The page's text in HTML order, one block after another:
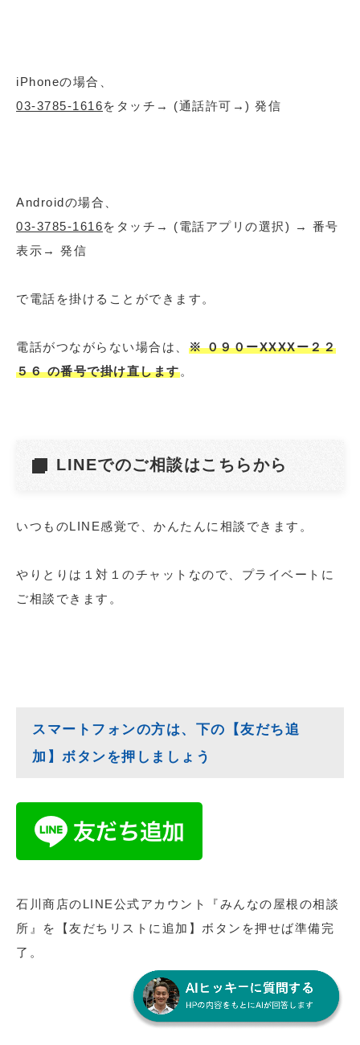
iPhoneの場合、
03-3785-1616をタッチ→ (通話許可→) 発信
Androidの場合、
03-3785-1616をタッチ→ (電話アプリの選択) → 番号
表示→ 発信
で電話を掛けることができます。
電話がつながらない場合は、 ※ ０９０ーXXXXー２２
５６ の番号で掛け直します。
LINEでのご相談はこちらから
いつものLINE感覚で、かんたんに相談できます。
やりとりは１対１のチャットなので、プライベートに
ご相談できます。
スマートフォンの方は、下の【友だち追
加】ボタンを押しましょう
石川商店のLINE公式アカウント『みんなの屋根の相談
所』を【友だちリストに追加】ボタンを押せば準備完
了。